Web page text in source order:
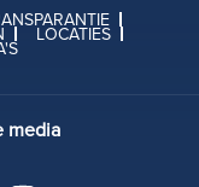
LOCATIES
media